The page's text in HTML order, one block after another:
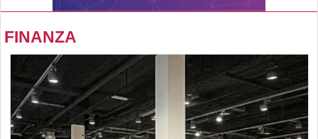
FINANZA